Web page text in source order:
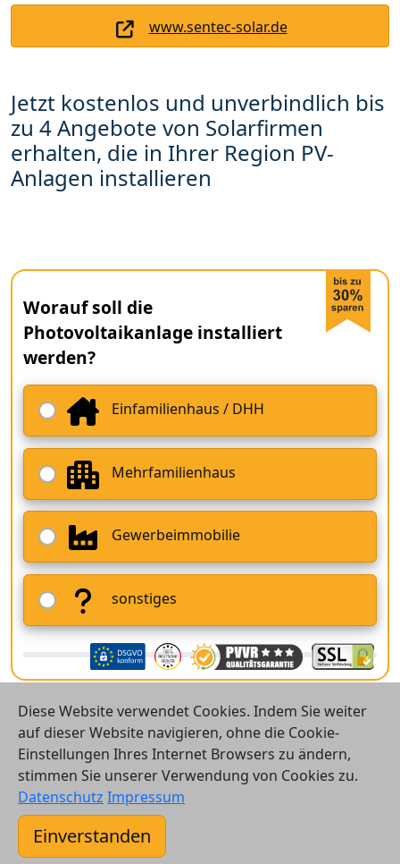
www.sentec-solar.de
Jetzt kostenlos und unverbindlich bis
zu 4 Angebote von Solarfirmen
erhalten, die in Ihrer Region PV-
Anlagen installieren
Worauf soll die
Photovoltaikanlage installiert
werden?
Einfamilienhaus / DHH
Mehrfamilienhaus
Gewerbeimmobilie
sonstiges
© 2026 Vergleichsrechner24 GmbH
Kontakt
Diese Website verwendet Cookies. Indem Sie weiter
auf dieser Website navigieren, ohne die Cookie-
Einstellungen Ihres Internet Browsers zu ändern,
stimmen Sie unserer Verwendung von Cookies zu.
Datenschutz Impressum
Einverstanden